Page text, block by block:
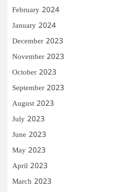
February 2024
January 2024
December 2023
November 2023
October 2023
September 2023
August 2023
July 2023
June 2023
May 2023
April 2023
March 2023